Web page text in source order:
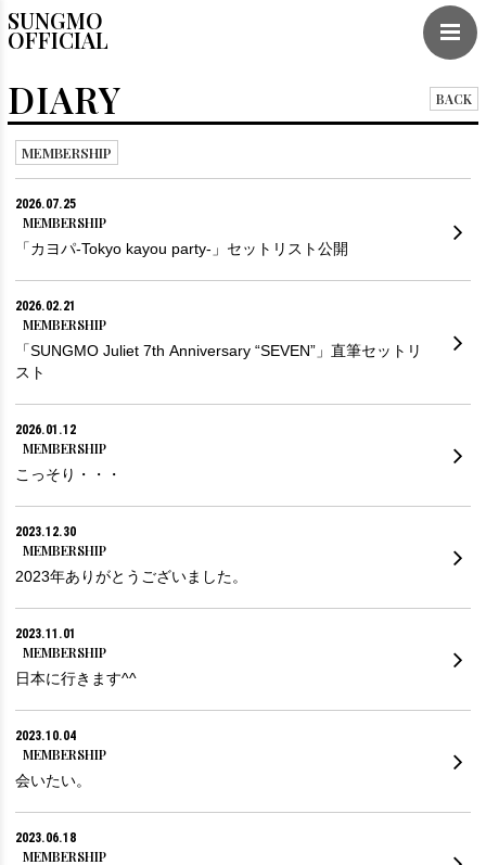
SUNGMO
OFFICIAL
DIARY BACK
MEMBERSHIP
2026.07.25
MEMBERSHIP
「カヨパ-Tokyo kayou party-」セットリスト公開
2026.02.21
MEMBERSHIP
「SUNGMO Juliet 7th Anniversary “SEVEN”」直筆セットリ
スト
2026.01.12
MEMBERSHIP
こっそり・・・
2023.12.30
MEMBERSHIP
2023年ありがとうございました。
2023.11.01
MEMBERSHIP
日本に行きます^^
2023.10.04
MEMBERSHIP
会いたい。
2023.06.18
MEMBERSHIP